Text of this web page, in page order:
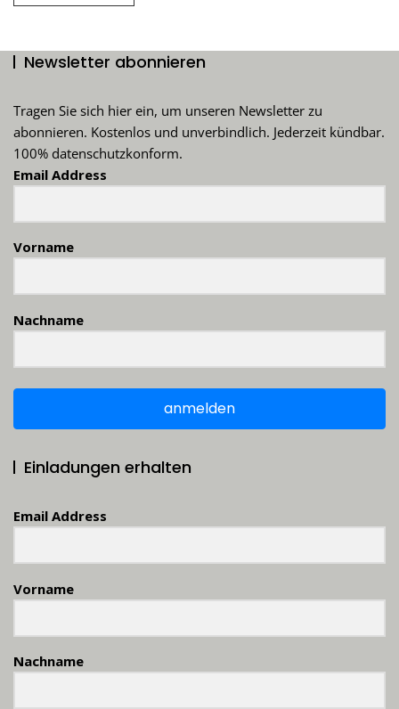
Newsletter abonnieren
Tragen Sie sich hier ein, um unseren Newsletter zu
abonnieren. Kostenlos und unverbindlich. Jederzeit kündbar.
100% datenschutzkonform.
Email Address
Vorname
Nachname
anmelden
Einladungen erhalten
Email Address
Vorname
Nachname